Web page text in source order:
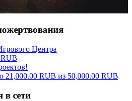
Центра
21,000.00 RUB из 50,000.00 RUB
в сети